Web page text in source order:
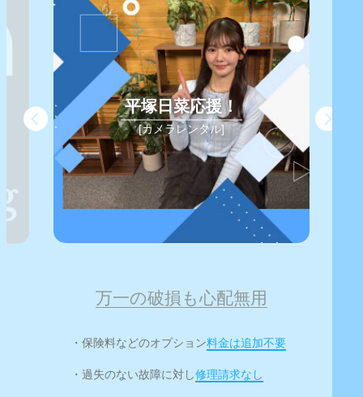
平塚日菜応援！
[カメラレンタル]
万一の破損も心配無用
・保険料などのオプション料金は追加不要
・過失のない故障に対し修理請求なし